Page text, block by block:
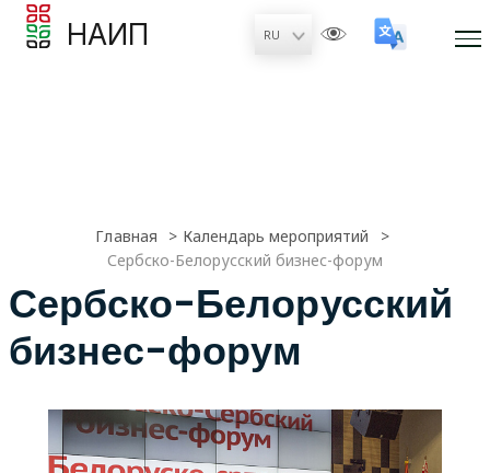
НАИП
Главная
Календарь мероприятий
Сербско-Белорусский бизнес-форум
Сербско-Белорусский
бизнес-форум